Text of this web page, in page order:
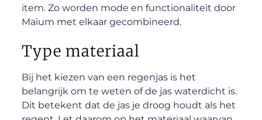
item. Zo worden mode en functionaliteit door
Maium met elkaar gecombineerd.
Type materiaal
Bij het kiezen van een regenjas is het
belangrijk om te weten of de jas waterdicht is.
Dit betekent dat de jas je droog houdt als het